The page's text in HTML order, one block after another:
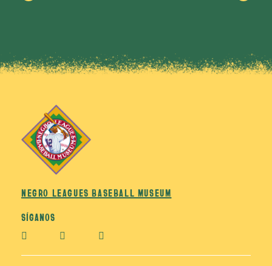
NEGRO LEAGUES BASEBALL MUSEUM
SÍGANOS